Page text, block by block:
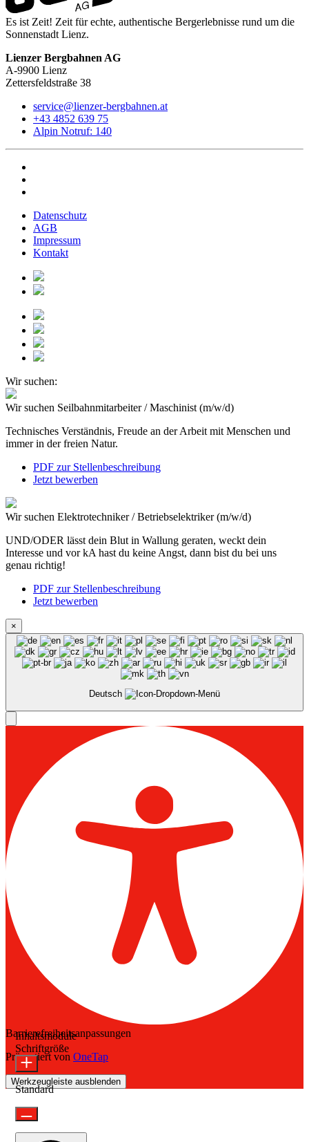
Es ist Zeit! Zeit für echte, authentische Bergerlebnisse rund um die
Sonnenstadt Lienz.
Lienzer Bergbahnen AG
A-9900 Lienz
Zettersfeldstraße 38
service@lienzer-bergbahnen.at
+43 4852 639 75
Alpin Notruf: 140
Datenschutz
AGB
Impressum
Kontakt
Wir suchen:
Wir suchen Seilbahnmitarbeiter / Maschinist (m/w/d)
Technisches Verständnis, Freude an der Arbeit mit Menschen und
immer in der freien Natur.
PDF zur Stellenbeschreibung
Jetzt bewerben
Wir suchen Elektrotechniker / Betriebselektriker (m/w/d)
UND/ODER lässt dein Blut in Wallung geraten, weckt dein
Interesse und vor kA hast du keine Angst, dann bist du bei uns
genau richtig!
PDF zur Stellenbeschreibung
Jetzt bewerben
×
Deutsch
Barrierefreiheitsanpassungen
Präsentiert von OneTap
Werkzeugleiste ausblenden
Inhaltsmodule
Schriftgröße
Standard